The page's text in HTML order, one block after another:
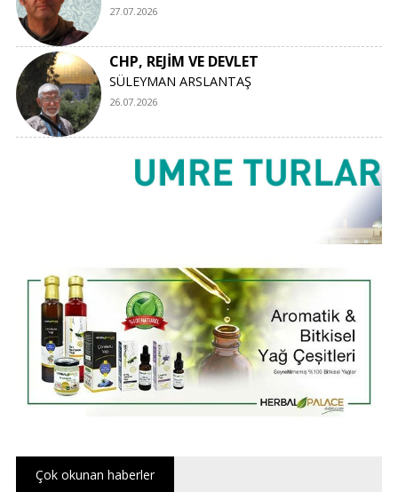
27.07.2026
CHP, REJİM VE DEVLET
SÜLEYMAN ARSLANTAŞ
26.07.2026
Çok okunan haberler